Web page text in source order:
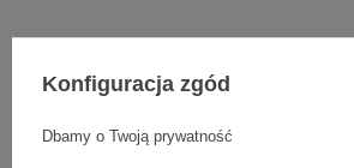
wysokość)
Konfiguracja zgód
Dbamy o Twoją prywatność